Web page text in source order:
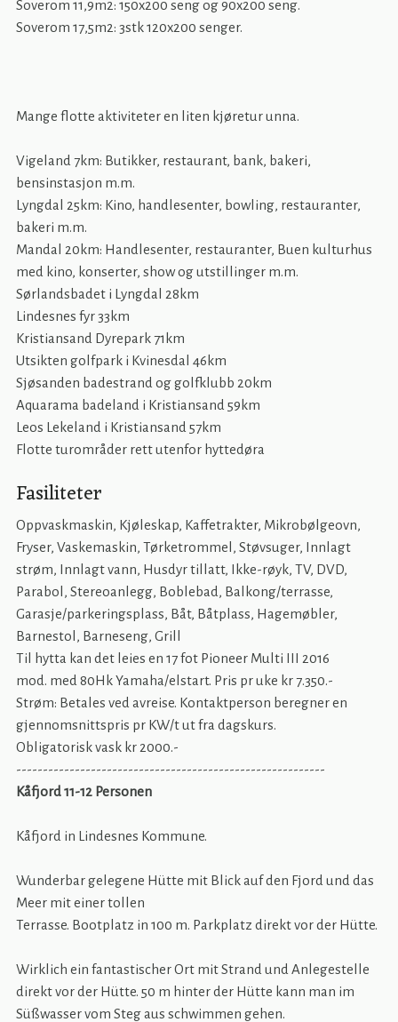
Soverom 11,9m2: 150x200 seng og 90x200 seng.
Soverom 17,5m2: 3stk 120x200 senger.
Mange flotte aktiviteter en liten kjøretur unna.
Vigeland 7km: Butikker, restaurant, bank, bakeri,
bensinstasjon m.m.
Lyngdal 25km: Kino, handlesenter, bowling, restauranter,
bakeri m.m.
Mandal 20km: Handlesenter, restauranter, Buen kulturhus
med kino, konserter, show og utstillinger m.m.
Sørlandsbadet i Lyngdal 28km
Lindesnes fyr 33km
Kristiansand Dyrepark 71km
Utsikten golfpark i Kvinesdal 46km
Sjøsanden badestrand og golfklubb 20km
Aquarama badeland i Kristiansand 59km
Leos Lekeland i Kristiansand 57km
Flotte turområder rett utenfor hyttedøra
Fasiliteter
Oppvaskmaskin, Kjøleskap, Kaffetrakter, Mikrobølgeovn,
Fryser, Vaskemaskin, Tørketrommel, Støvsuger, Innlagt
strøm, Innlagt vann, Husdyr tillatt, Ikke-røyk, TV, DVD,
Parabol, Stereoanlegg, Boblebad, Balkong/terrasse,
Garasje/parkeringsplass, Båt, Båtplass, Hagemøbler,
Barnestol, Barneseng, Grill
Til hytta kan det leies en 17 fot Pioneer Multi III 2016
mod. med 80Hk Yamaha/elstart. Pris pr uke kr 7.350.-
Strøm: Betales ved avreise. Kontaktperson beregner en
gjennomsnittspris pr KW/t ut fra dagskurs.
Obligatorisk vask kr 2000.-
----------------------------------------------------------
Kåfjord 11-12 Personen
Kåfjord in Lindesnes Kommune.
Wunderbar gelegene Hütte mit Blick auf den Fjord und das
Meer mit einer tollen
Terrasse. Bootplatz in 100 m. Parkplatz direkt vor der Hütte.
Wirklich ein fantastischer Ort mit Strand und Anlegestelle
direkt vor der Hütte. 50 m hinter der Hütte kann man im
Süßwasser vom Steg aus schwimmen gehen.